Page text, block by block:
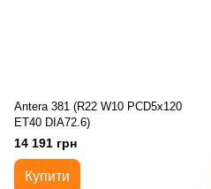
Antera 381 (R22 W10 PCD5x120
ET40 DIA72.6)
14 191 грн
Купити